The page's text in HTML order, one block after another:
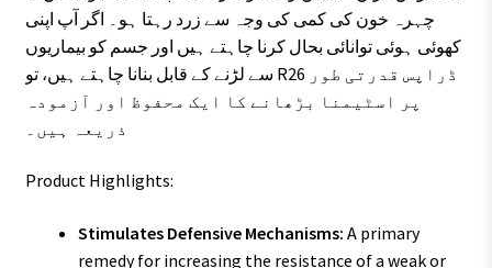
چہرہ خون کی کمی کی وجہ سے زرد رہتا ہو۔ اگر آپ اپنی
کھوئی ہوئی توانائی بحال کرنا چاہتے ہیں اور جسم کو بیماریوں
سے لڑنے کے قابل بنانا چاہتے ہیں، تو R26 ڈراپس قدرتی طور
پر اسٹیمنا بڑھانے کا ایک محفوظ اور آزمودہ
ذریعہ ہیں۔
Product Highlights:
Stimulates Defensive Mechanisms: A primary
remedy for increasing the resistance of a weak or